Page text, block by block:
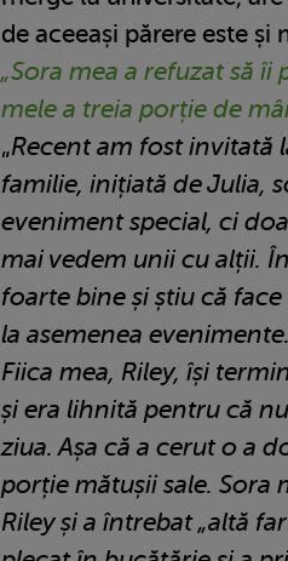
de aceeași părere este și
„Sora mea a refuzat să
mele a treia porție de
„Recent am fost invitată
familie, inițiată de Julia,
eveniment special, ci
mai vedem unii cu alții.
foarte bine și știu că
la asemenea evenimente.
Fiica mea, Riley, își
și era lihnită pentru că
ziua. Așa că a cerut o a
porție mătușii sale. Sora
Riley și a întrebat „altă